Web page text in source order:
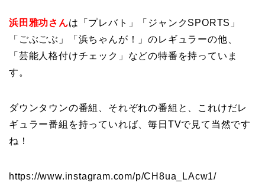
浜田雅功さんは「プレバト」「ジャンクSPORTS」
「ごぶごぶ」「浜ちゃんが！」のレギュラーの他、
「芸能人格付けチェック」などの特番を持っていま
す。
ダウンタウンの番組、それぞれの番組と、これけだレ
ギュラー番組を持っていれば、毎日TVで見て当然です
ね！
https://www.instagram.com/p/CH8ua_LAcw1/